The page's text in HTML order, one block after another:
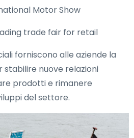
Motor Show
trade fair for retail
forniscono alle aziende la
nuove relazioni
prodotti e rimanere
del settore.